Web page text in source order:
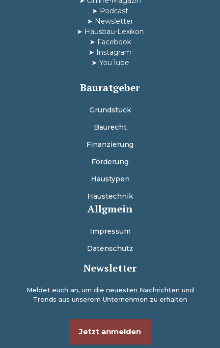
➤ Podcast
➤ Newsletter
➤ Hausbau-Lexikon
➤ Facebook
➤ Instagram
➤ YouTube
Bauratgeber
Grundstück
Baurecht
Finanzierung
Förderung
Haustypen
Haustechnik
Allgmein
Impressum
Datenschutz
Newsletter
Meldet euch an, um die neuesten Nachrichten und
Trends aus unserem Unternehmen zu erhalten
Jetzt anmelden